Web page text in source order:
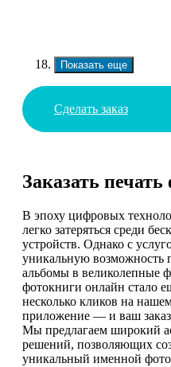
Показать еще
Сделать заказ
Заказать
В эпоху цифровых
легко затеряться среди
устройств. Однако с
уникальную возможность
альбомы в великолепные
фотокниги онлайн стало
несколько кликов на
приложение — и ваш заказ
Мы предлагаем широкий
решений, позволяющих
уникальный именной